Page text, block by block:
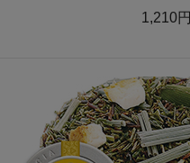
1,210円